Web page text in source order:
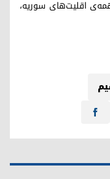
اقلیت‌های سوریه،